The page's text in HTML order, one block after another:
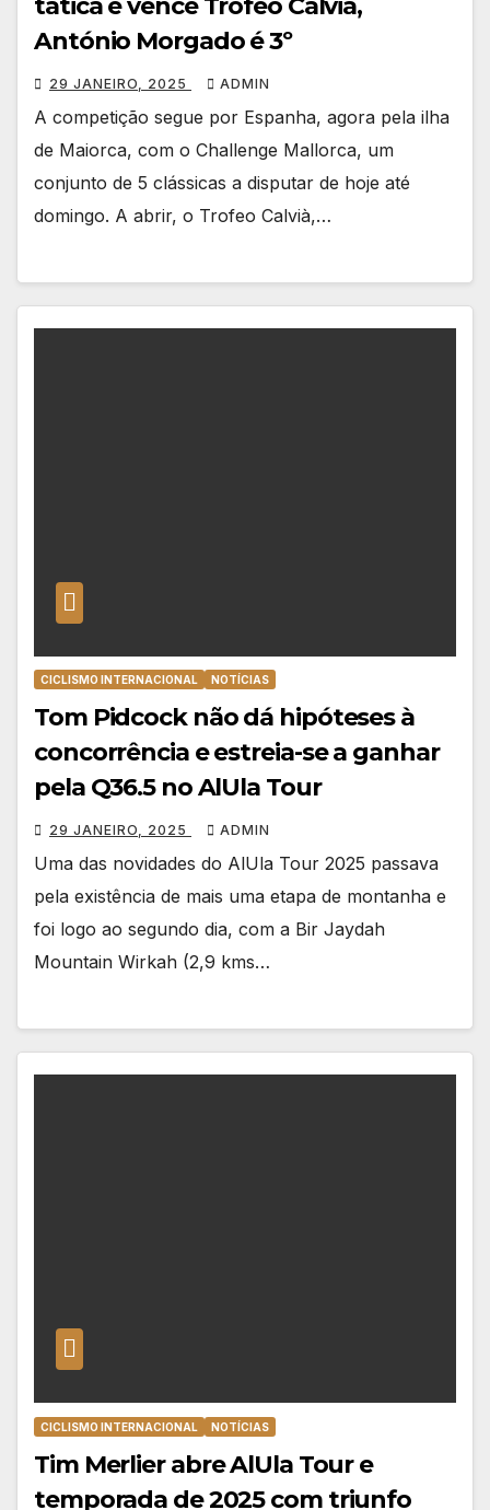
tática e vence Trofeo Calvià,
António Morgado é 3º
29 JANEIRO, 2025 ADMIN
A competição segue por Espanha, agora pela ilha
de Maiorca, com o Challenge Mallorca, um
conjunto de 5 clássicas a disputar de hoje até
domingo. A abrir, o Trofeo Calvià,…
CICLISMO INTERNACIONAL NOTÍCIAS
Tom Pidcock não dá hipóteses à
concorrência e estreia-se a ganhar
pela Q36.5 no AlUla Tour
29 JANEIRO, 2025 ADMIN
Uma das novidades do AlUla Tour 2025 passava
pela existência de mais uma etapa de montanha e
foi logo ao segundo dia, com a Bir Jaydah
Mountain Wirkah (2,9 kms…
CICLISMO INTERNACIONAL NOTÍCIAS
Tim Merlier abre AlUla Tour e
temporada de 2025 com triunfo